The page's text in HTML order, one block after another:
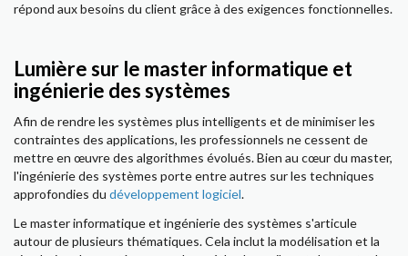
répond aux besoins du client grâce à des exigences fonctionnelles.
Lumière sur le master informatique et
ingénierie des systèmes
Afin de rendre les systèmes plus intelligents et de minimiser les
contraintes des applications, les professionnels ne cessent de
mettre en œuvre des algorithmes évolués. Bien au cœur du master,
l'ingénierie des systèmes porte entre autres sur les techniques
approfondies du développement logiciel.
Le master informatique et ingénierie des systèmes s'articule
autour de plusieurs thématiques. Cela inclut la modélisation et la